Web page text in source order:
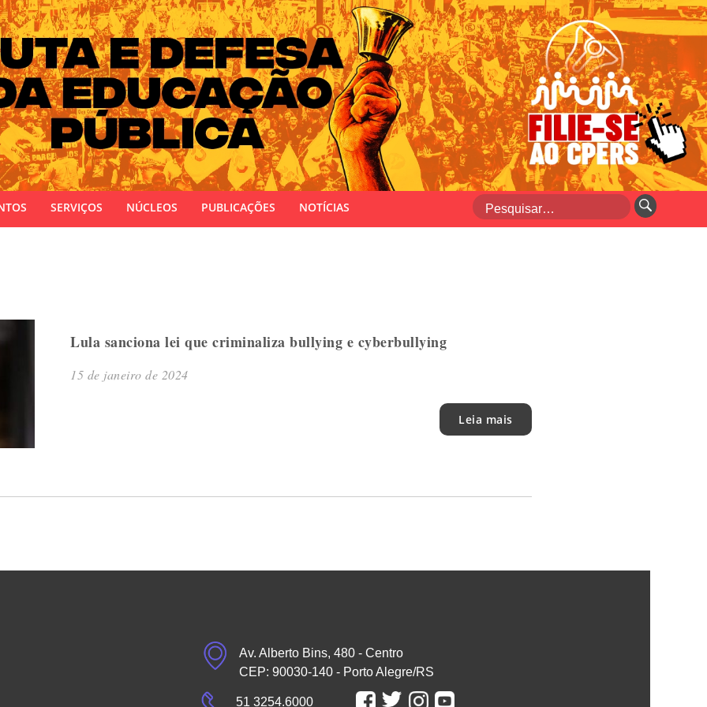
Estado do Rio Grande do Sul
SERVIÇOS NÚCLEOS PUBLICAÇÕES NOTÍCIAS
Lula sanciona lei que criminaliza bullying e cyberbullying
15 de janeiro de 2024
Leia mais
Av. Alberto Bins, 480 - Centro
CEP: 90030-140 - Porto Alegre/RS
51 3254.6000